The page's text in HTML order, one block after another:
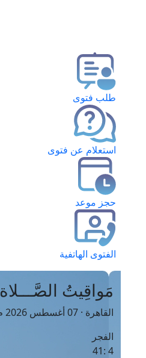
طلب فتوى
استعلام عن فتوى
حجز موعد
الفتوى الهاتفية
مَواقِيتُ الصَّـــلاة
القاهرة · 07 أغسطس 2026 م
الفجر
4 :41